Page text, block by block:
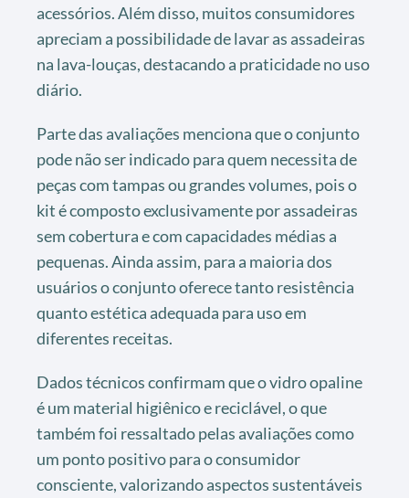
acessórios. Além disso, muitos consumidores
apreciam a possibilidade de lavar as assadeiras
na lava-louças, destacando a praticidade no uso
diário.
Parte das avaliações menciona que o conjunto
pode não ser indicado para quem necessita de
peças com tampas ou grandes volumes, pois o
kit é composto exclusivamente por assadeiras
sem cobertura e com capacidades médias a
pequenas. Ainda assim, para a maioria dos
usuários o conjunto oferece tanto resistência
quanto estética adequada para uso em
diferentes receitas.
Dados técnicos confirmam que o vidro opaline
é um material higiênico e reciclável, o que
também foi ressaltado pelas avaliações como
um ponto positivo para o consumidor
consciente, valorizando aspectos sustentáveis